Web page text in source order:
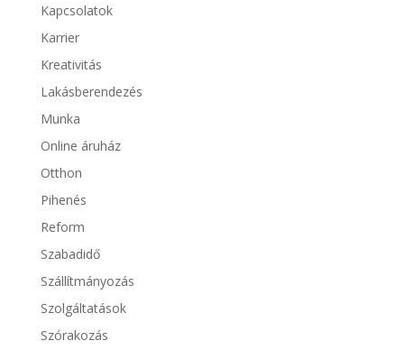
Kapcsolatok
Karrier
Kreativitás
Lakásberendezés
Munka
Online áruház
Otthon
Pihenés
Reform
Szabadidő
Szállítmányozás
Szolgáltatások
Szórakozás